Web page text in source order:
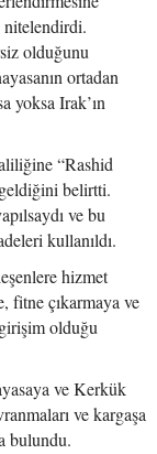
nitelendirdi.
olduğunu
ortadan
yoksa Irak’ın
“Rashid
belirtti.
ve bu
kullanıldı.
hizmet
fitne çıkarmaya ve
olduğu
ve Kerkük
ve kargaşa
bulundu.